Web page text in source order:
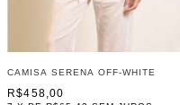
CAMISA SERENA OFF-WHITE
R$458,00